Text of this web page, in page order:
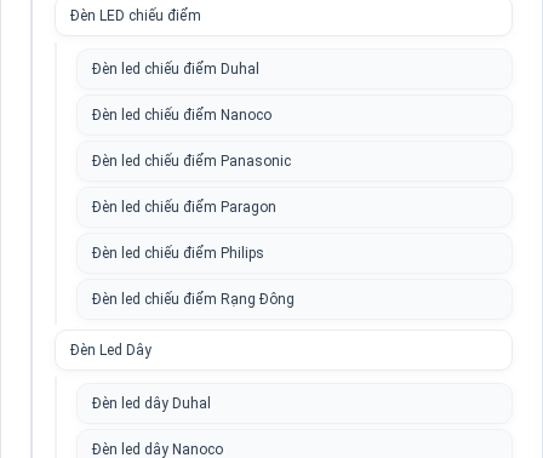
Đèn LED chiếu điểm
Đèn led chiếu điểm Duhal
Đèn led chiếu điểm Nanoco
Đèn led chiếu điểm Panasonic
Đèn led chiếu điểm Paragon
Đèn led chiếu điểm Philips
Đèn led chiếu điểm Rạng Đông
Đèn Led Dây
Đèn led dây Duhal
Đèn led dây Nanoco